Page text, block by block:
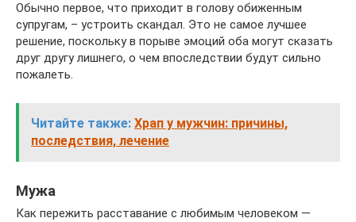
Обычно первое, что приходит в голову обиженным
супругам, – устроить скандал. Это не самое лучшее
решение, поскольку в порыве эмоций оба могут сказать
друг другу лишнего, о чем впоследствии будут сильно
пожалеть.
Читайте также: Храп у мужчин: причины,
последствия, лечение
Мужа
Как пережить расставание с любимым человеком —